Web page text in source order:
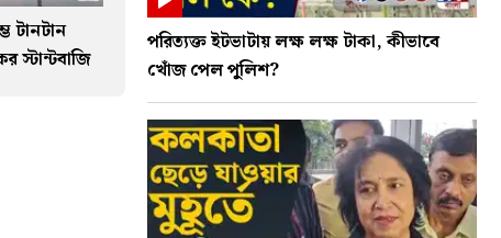
টানটান
পরিত্যক্ত ইটভাটায় লক্ষ লক্ষ টাকা, কীভাবে
খোঁজ পেল পুলিশ?